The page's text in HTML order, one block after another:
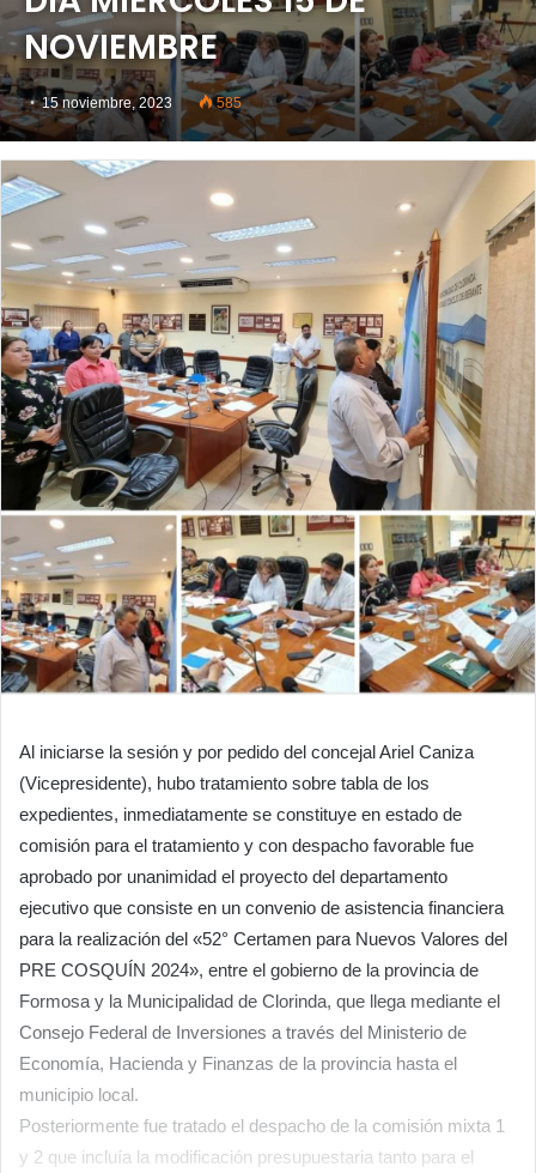
NOVIEMBRE
15 noviembre, 2023 585
Al iniciarse la sesión y por pedido del concejal Ariel Caniza
(Vicepresidente), hubo tratamiento sobre tabla de los
expedientes, inmediatamente se constituye en estado de
comisión para el tratamiento y con despacho favorable fue
aprobado por unanimidad el proyecto del departamento
ejecutivo que consiste en un convenio de asistencia financiera
para la realización del «52° Certamen para Nuevos Valores del
PRE COSQUÍN 2024», entre el gobierno de la provincia de
Formosa y la Municipalidad de Clorinda, que llega mediante el
Consejo Federal de Inversiones a través del Ministerio de
Economía, Hacienda y Finanzas de la provincia hasta el
municipio local.
Posteriormente fue tratado el despacho de la comisión mixta 1
y 2 que incluía la modificación presupuestaria tanto para el